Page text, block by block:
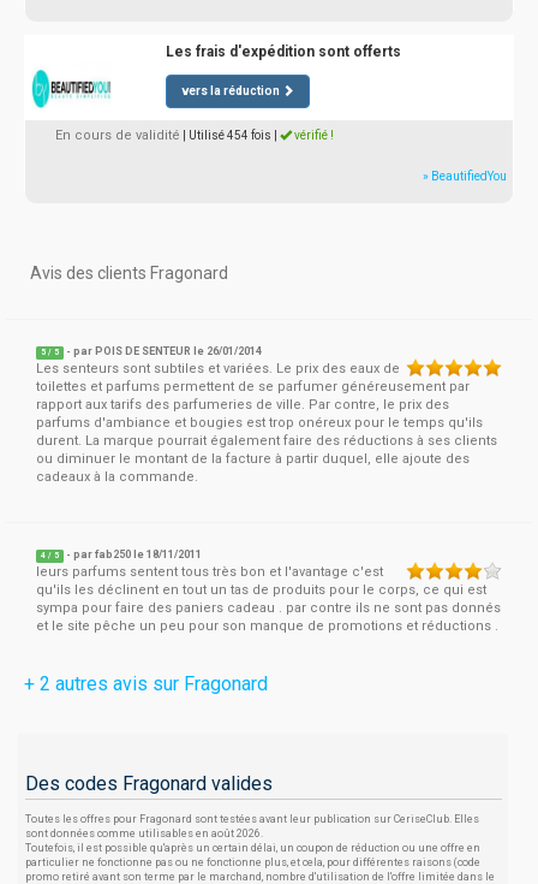
Les frais d'expédition sont offerts
vers la réduction
En cours de validité | Utilisé 454 fois vérifié !
» BeautifiedYou
Avis des clients Fragonard
5 / 5 - par POIS DE SENTEUR le 26/01/2014
Les senteurs sont subtiles et variées. Le prix des eaux de
toilettes et parfums permettent de se parfumer généreusement par
rapport aux tarifs des parfumeries de ville. Par contre, le prix des
parfums d'ambiance et bougies est trop onéreux pour le temps qu'ils
durent. La marque pourrait également faire des réductions à ses clients
ou diminuer le montant de la facture à partir duquel, elle ajoute des
cadeaux à la commande.
4 / 5 - parfab250 le 18/11/2011
leurs parfums sentent tous très bon et l'avantage c'est
qu'ils les déclinent en tout un tas de produits pour le corps, ce qui est
sympa pour faire des paniers cadeau . par contre ils ne sont pas donnés
et le site pêche un peu pour son manque de promotions et réductions .
+ 2 autres avis sur Fragonard
Des codes Fragonard valides
Toutes les offres pour Fragonard sont testées avant leur publication sur CeriseClub. Elles
sont données comme utilisables en août 2026.
Toutefois, il est possible qu'après un certain délai, un coupon de réduction ou une offre en
particulier ne fonctionne pas ou ne fonctionne plus, et cela, pour différentes raisons (code
promo retiré avant son terme par le marchand, nombre d'utilisation de l'offre limitée dans le